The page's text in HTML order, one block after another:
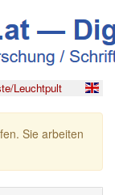
Leuchtpult
Sie arbeiten